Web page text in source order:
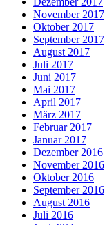
November 2017
Oktober 2017
September 2017
August 2017
Juli 2017
Juni 2017
Mai 2017
April 2017
März 2017
Februar 2017
Januar 2017
Dezember 2016
November 2016
Oktober 2016
September 2016
August 2016
Juli 2016